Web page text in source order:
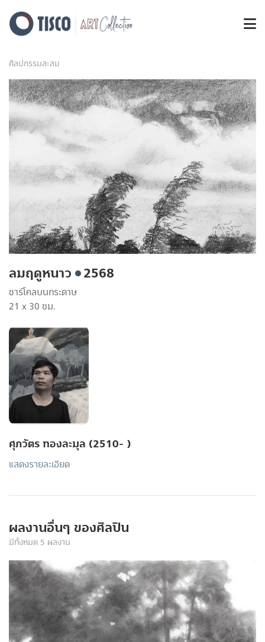
ศิลปกรรมสะสม
ลมฤดูหนาว 2568
ชาร์โคลบนกระดาษ
21 x 30 ซม.
ศุภวัตร ทองละมุล (2510- )
แสดงรายละเอียด
ผลงานอื่นๆ ของศิลปิน
มีทั้งหมด 5 ผลงาน